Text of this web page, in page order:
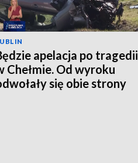
apelacja po tragedii
Chełmie. Od wyroku
się obie strony